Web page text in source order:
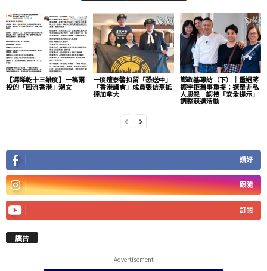
【馮睎乾十三維度】一稿兩
投的「回流香港」潮文
一度遭泰警扣留「恐送中」
「香港議會」成員張信燕抵
達加拿大
鄭敬基專訪（下）｜重遇蔣
振宇拒舊事重提：選舉非私
人恩怨 認接「安全提示」
調整競選活動
讚好
跟隨
訂閱
廣告
- Advertisement -